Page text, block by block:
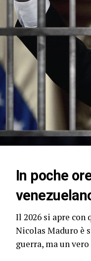
In poche
Il 2026 si apre
Nicolas Maduro è
guerra, ma un